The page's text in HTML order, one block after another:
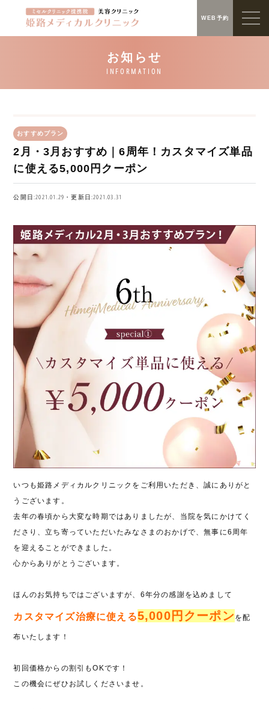
WEB予約
おすすめプラン
2月・3月おすすめ｜6周年！カスタマイズ単品
に使える5,000円クーポン
公開日:2021.01.29・更新日:2021.03.31
いつも姫路メディカルクリニックをご利用いただき、誠にありがと
うございます。
去年の春頃から大変な時期ではありましたが、当院を気にかけてく
ださり、立ち寄っていただいたみなさまのおかげで、無事に6周年
を迎えることができました。
心からありがとうございます。
ほんのお気持ちではございますが、6年分の感謝を込めまして
カスタマイズ治療に使える5,000円クーポン を配
布いたします！
初回価格からの割引もOKです！
この機会にぜひお試しくださいませ。